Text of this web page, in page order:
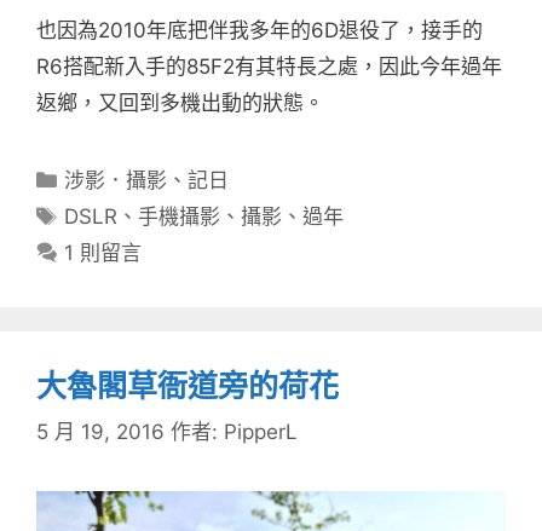
也因為2010年底把伴我多年的6D退役了，接手的
R6搭配新入手的85F2有其特長之處，因此今年過年
返鄉，又回到多機出動的狀態。
分
類
涉影．攝影 、記日
標
籤
DSLR 、手機攝影 、攝影 、過年
1 則留言
大魯閣草衙道旁的荷花
5 月 19, 2016 作者: PipperL